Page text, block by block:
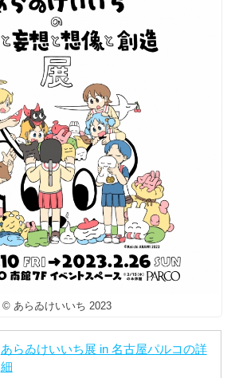
© あらゐけいいち 2023
あらゐけいいち展 in 名古屋パルコの詳
細